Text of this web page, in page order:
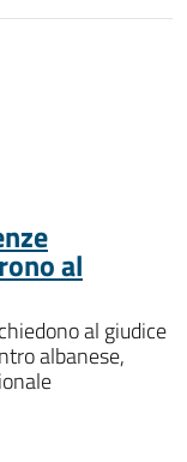
al
al giudice
albanese,